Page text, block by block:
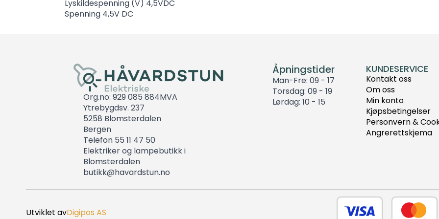
Lyskildespenning (V) 4,5VDC
Spenning 4,5V DC
Org.no: 929 085 884MVA
Ytrebygdsv. 237
5258 Blomsterdalen
Bergen
Telefon 55 11 47 50
Elektriker og lampebutikk i
Blomsterdalen
butikk@havardstun.no
Åpningstider
Man-Fre: 09 - 17
Torsdag: 09 - 19
Lørdag: 10 - 15
KUNDESERVICE
Kontakt oss
Om oss
Min konto
Kjøpsbetingelser
Personvern &
Angrerettskjema
Utviklet avDigipos AS